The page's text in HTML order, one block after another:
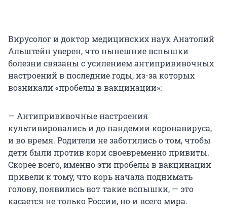
Вирусолог и доктор медицинских наук Анатолий
Альштейн уверен, что нынешние вспышки
болезни связаны с усилением антипрививочных
настроений в последние годы, из-за которых
возникали «пробелы в вакцинации»:
— Антипрививочные настроения
культивировались и до пандемии коронавируса,
и во время. Родители не заботились о том, чтобы
дети были против кори своевременно привиты.
Скорее всего, именно эти пробелы в вакцинации
привели к тому, что корь начала поднимать
голову, появились вот такие вспышки, — это
касается не только России, но и всего мира.